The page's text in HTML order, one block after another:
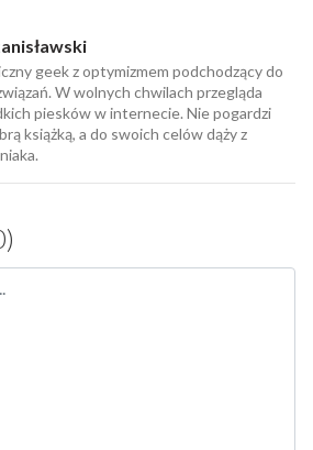
geek z optymizmem podchodzący do
W wolnych chwilach przegląda
piesków w internecie. Nie pogardzi
książką, a do swoich celów dąży z